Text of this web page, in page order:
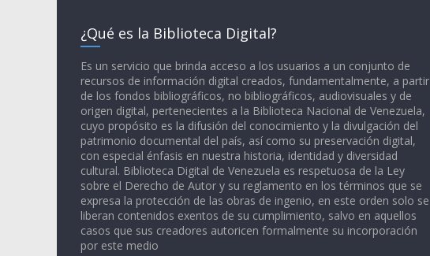
¿Qué es la Biblioteca Digital?
Es un servicio que brinda acceso a los usuarios a un conjunto de
recursos de información digital creados, fundamentalmente, a partir
de los fondos bibliográficos, no bibliográficos, audiovisuales y de
origen digital, pertenecientes a la Biblioteca Nacional de Venezuela,
cuyo propósito es la difusión del conocimiento y la divulgación del
patrimonio documental del país, así como su preservación digital,
con especial énfasis en nuestra historia, identidad y diversidad
cultural. Biblioteca Digital de Venezuela es respetuosa de la Ley
sobre el Derecho de Autor y su reglamento en los términos que se
expresa la protección de las obras de ingenio, en este orden solo se
liberan contenidos exentos de su cumplimiento, salvo en aquellos
casos que sus creadores autoricen formalmente su incorporación
por este medio